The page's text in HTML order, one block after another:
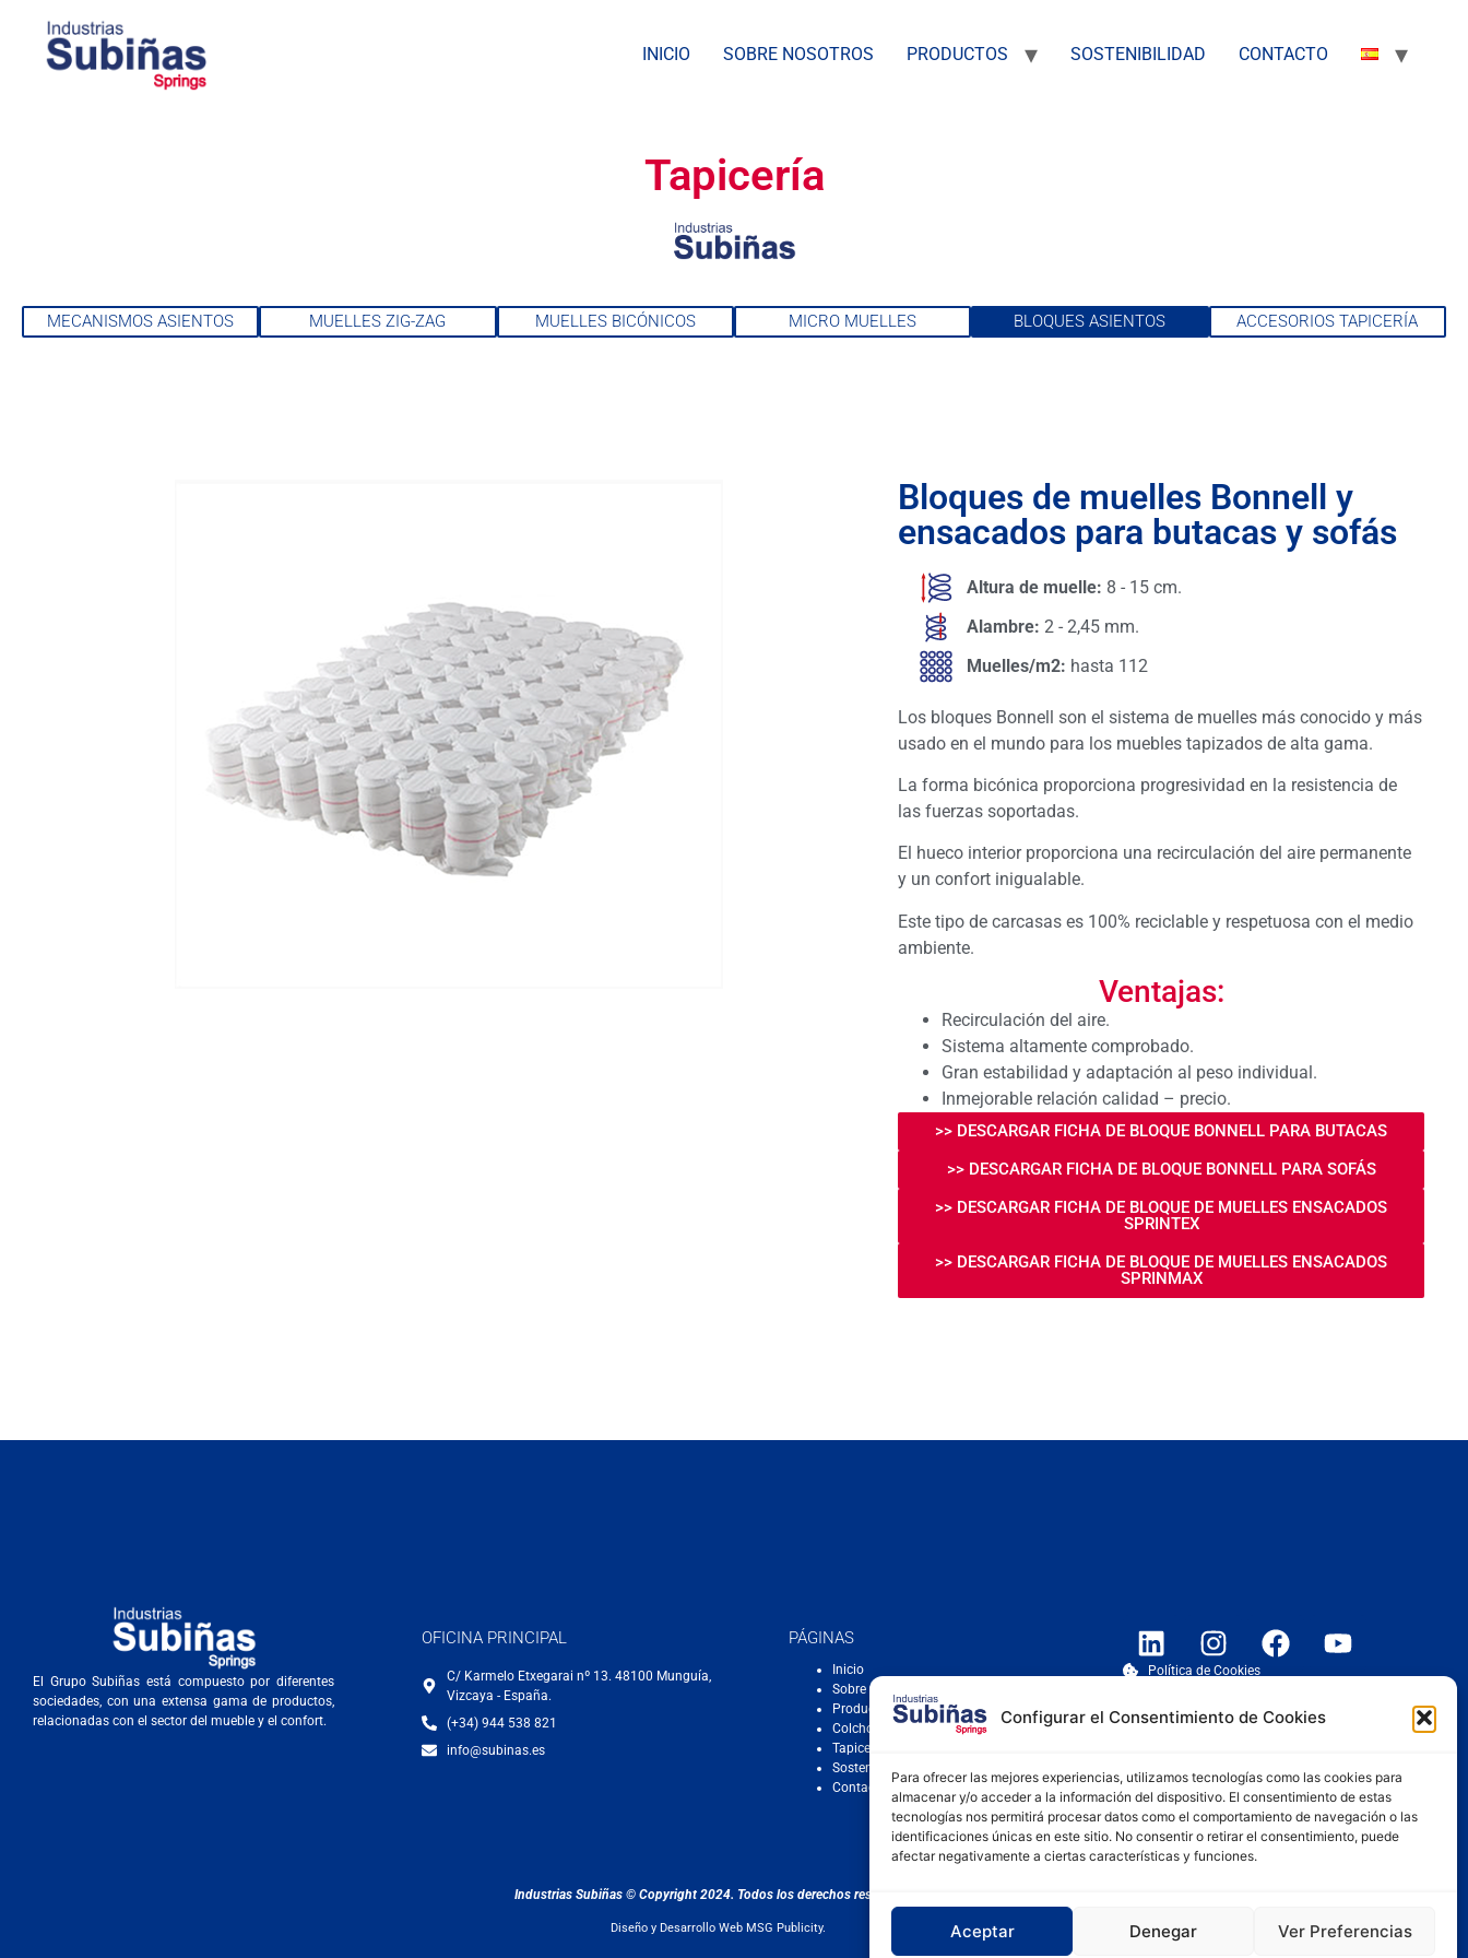
Configurar el Consentimiento de Cookies
Para ofrecer las mejores experiencias, utilizamos tecnologías como las cookies para
almacenar y/o acceder a la información del dispositivo. El consentimiento de estas
tecnologías nos permitirá procesar datos como el comportamiento de navegación o las
identificaciones únicas en este sitio. No consentir o retirar el consentimiento, puede
afectar negativamente a ciertas características y funciones.
Aceptar Denegar Ver Preferencias
INICIO SOBRE NOSOTROS PRODUCTOS SOSTENIBILIDAD CONTACTO
Tapicería
MECANISMOS ASIENTOS MUELLES ZIG-ZAG MUELLES BICÓNICOS MICRO MUELLES BLOQUES ASIENTOS ACCESORIOS TAPICERÍA
Bloques de muelles Bonnell y
ensacados para butacas y sofás
Altura de muelle: 8 - 15 cm.
Alambre: 2 - 2,45 mm.
Muelles/m2: hasta 112
Los bloques Bonnell son el sistema de muelles más conocido y más
usado en el mundo para los muebles tapizados de alta gama.
La forma bicónica proporciona progresividad en la resistencia de
las fuerzas soportadas.
El hueco interior proporciona una recirculación del aire permanente
y un confort inigualable.
Este tipo de carcasas es 100% reciclable y respetuosa con el medio
ambiente.
Ventajas:
Recirculación del aire.
Sistema altamente comprobado.
Gran estabilidad y adaptación al peso individual.
Inmejorable relación calidad – precio.
>> DESCARGAR FICHA DE BLOQUE BONNELL PARA BUTACAS
>> DESCARGAR FICHA DE BLOQUE BONNELL PARA SOFÁS
>> DESCARGAR FICHA DE BLOQUE DE MUELLES ENSACADOS
SPRINTEX
>> DESCARGAR FICHA DE BLOQUE DE MUELLES ENSACADOS
SPRINMAX
El Grupo Subiñas está compuesto por diferentes
sociedades, con una extensa gama de productos,
relacionadas con el sector del mueble y el confort.
OFICINA PRINCIPAL
C/ Karmelo Etxegarai nº 13. 48100 Munguía,
Vizcaya - España.
(+34) 944 538 821
info@subinas.es
PÁGINAS
Inicio
Sobre nosotros
Productos
Colchonería
Tapicería
Sostenibilidad
Contacto
Política de Cookies
Compliance
Industrias Subiñas © Copyright 2024. Todos los derechos reservados.
Diseño y Desarrollo Web MSG Publicity.